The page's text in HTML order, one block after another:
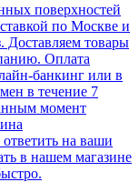
поверхностей
по Москве и
Доставляем товары
Оплата
банкинг или в
в течение 7
момент
на ваши
в нашем магазине